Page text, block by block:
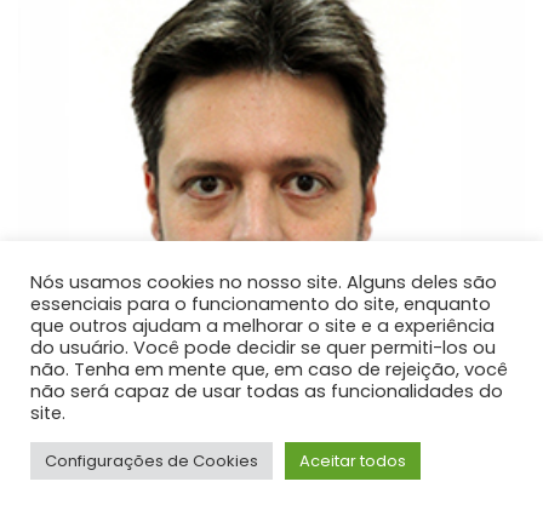
Nós usamos cookies no nosso site. Alguns deles são
essenciais para o funcionamento do site, enquanto
que outros ajudam a melhorar o site e a experiência
do usuário. Você pode decidir se quer permiti-los ou
não. Tenha em mente que, em caso de rejeição, você
não será capaz de usar todas as funcionalidades do
site.
Configurações de Cookies Aceitar todos